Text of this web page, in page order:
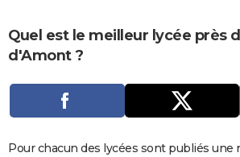
CARTE DE VOEUX
Dictionnaire
Biographies
Expressions
Proverbes
PROGRAMME TV
COPAINS D'AVANT
Quel est le meilleur lycée près
d'Amont ?
Pour chacun des lycées sont publiés une